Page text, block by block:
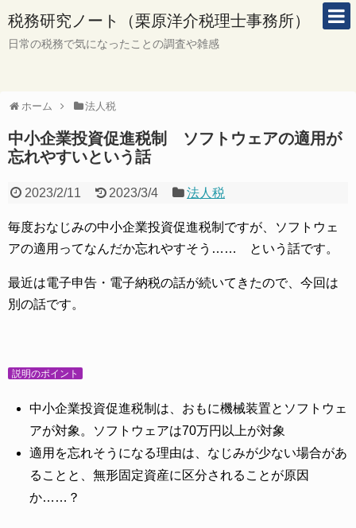
税務研究ノート（栗原洋介税理士事務所）
日常の税務で気になったことの調査や雑感
ホーム 法人税
中小企業投資促進税制 ソフトウェアの適用が
忘れやすいという話
2023/2/11 2023/3/4 法人税
毎度おなじみの中小企業投資促進税制ですが、ソフトウェ
アの適用ってなんだか忘れやすそう…… という話です。
最近は電子申告・電子納税の話が続いてきたので、今回は
別の話です。
説明のポイント
中小企業投資促進税制は、おもに機械装置とソフトウェ
アが対象。ソフトウェアは70万円以上が対象
適用を忘れそうになる理由は、なじみが少ない場合があ
ることと、無形固定資産に区分されることが原因
か……？